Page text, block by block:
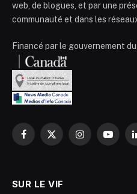
web, de blogues, et par une
communauté et dans les
Financé par le gouvernement
Facebook
X
Instagram
SUR LE VIF